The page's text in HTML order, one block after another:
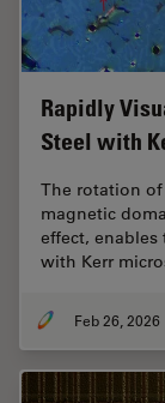
Rapidly
Steel with
The rotation
magnetic
effect,
with Kerr
Feb 26, 2026